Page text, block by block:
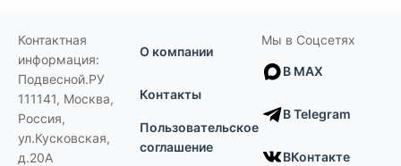
Контактная
информация:
Подвесной.РУ
111141, Москва,
Россия,
ул.Кусковская,
д.20А
О компании
Контакты
Пользовательское
соглашение
Мы в Соцсетях
В MAX
В Telegram
ВКонтакте